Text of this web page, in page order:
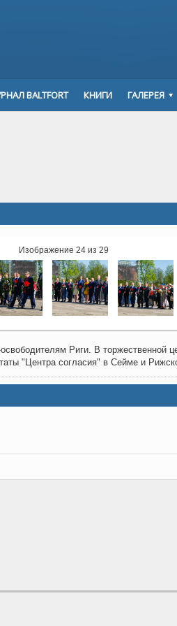
BALTFORT КНИГИ ГАЛЕРЕЯ
Изображение 24 из 29
Риги. В торжественной
"Центра согласия" в Сейме и